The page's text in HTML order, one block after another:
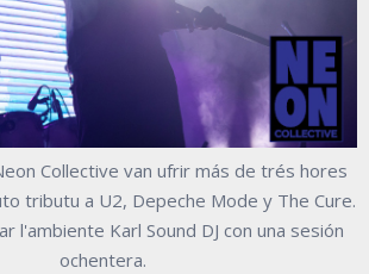
Collective van ufrir más de trés hores
tributu a U2, Depeche Mode y The Cure.
l'ambiente Karl Sound DJ con una sesión
ochentera.